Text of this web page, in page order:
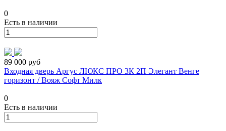
0
Есть в наличии
89 000 руб
Входная дверь Аргус ЛЮКС ПРО 3К 2П Элегант Венге
горизонт / Вояж Софт Милк
0
Есть в наличии